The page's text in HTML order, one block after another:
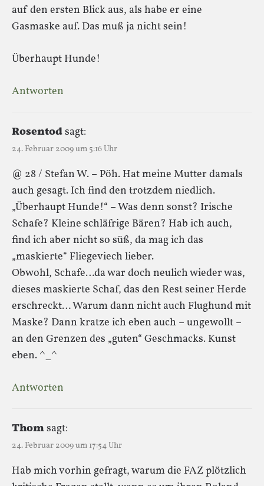
auf den ersten Blick aus, als habe er eine
Gasmaske auf. Das muß ja nicht sein!
Überhaupt Hunde!
Antworten
Rosentodsagt:
24. Februar 2009 um 5:16 Uhr
@ 28 / Stefan W. – Pöh. Hat meine Mutter damals
auch gesagt. Ich find den trotzdem niedlich.
„Überhaupt Hunde!“ – Was denn sonst? Irische
Schafe? Kleine schläfrige Bären? Hab ich auch,
find ich aber nicht so süß, da mag ich das
„maskierte“ Fliegeviech lieber.
Obwohl, Schafe…da war doch neulich wieder was,
dieses maskierte Schaf, das den Rest seiner Herde
erschreckt… Warum dann nicht auch Flughund mit
Maske? Dann kratze ich eben auch – ungewollt –
an den Grenzen des „guten“ Geschmacks. Kunst
eben. ^_^
Antworten
Thomsagt:
24. Februar 2009 um 17:54 Uhr
Hab mich vorhin gefragt, warum die FAZ plötzlich